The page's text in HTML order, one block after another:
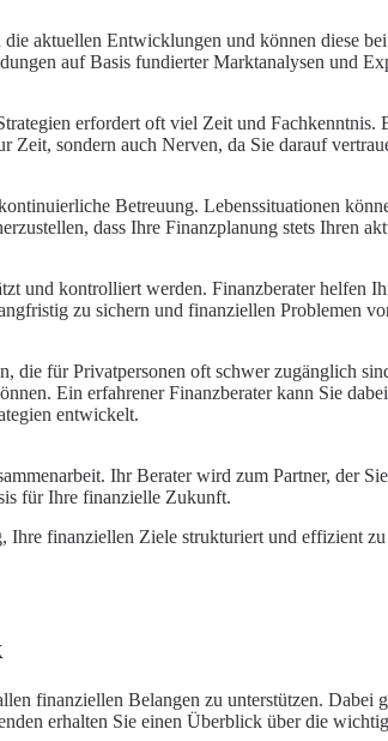
aktuellen Entwicklungen und können diese
auf Basis fundierter Marktanalysen und
erfordert oft viel Zeit und
Zeit, sondern auch Nerven, da Sie darauf
Betreuung. Lebenssituationen
dass Ihre Finanzplanung stets Ihren
und kontrolliert werden. Finanzberater helfen
zu sichern und finanziellen Problemen
die für Privatpersonen oft schwer zugänglich
Ein erfahrener Finanzberater kann Sie
entwickelt.
Ihr Berater wird zum Partner, der
für Ihre finanzielle Zukunft.
finanziellen Ziele strukturiert und effizient
finanziellen Belangen zu unterstützen.
erhalten Sie einen Überblick über die